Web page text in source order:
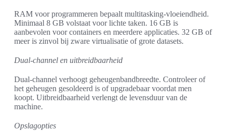
RAM voor programmeren bepaalt multitasking-vloeiendheid.
Minimaal 8 GB volstaat voor lichte taken. 16 GB is
aanbevolen voor containers en meerdere applicaties. 32 GB of
meer is zinvol bij zware virtualisatie of grote datasets.
Dual-channel en uitbreidbaarheid
Dual-channel verhoogt geheugenbandbreedte. Controleer of
het geheugen gesoldeerd is of upgradebaar voordat men
koopt. Uitbreidbaarheid verlengt de levensduur van de
machine.
Opslagopties